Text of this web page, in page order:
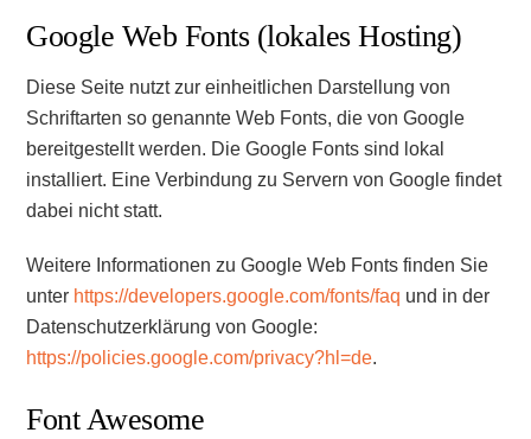
Google Web Fonts (lokales Hosting)
Diese Seite nutzt zur einheitlichen Darstellung von
Schriftarten so genannte Web Fonts, die von Google
bereitgestellt werden. Die Google Fonts sind lokal
installiert. Eine Verbindung zu Servern von Google findet
dabei nicht statt.
Weitere Informationen zu Google Web Fonts finden Sie
unter https://developers.google.com/fonts/faq und in der
Datenschutzerklärung von Google:
https://policies.google.com/privacy?hl=de.
Font Awesome